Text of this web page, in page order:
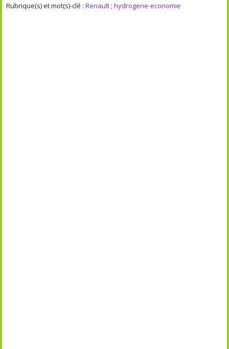
Rubrique(s) et mot(s)-clé :Renault;hydrogene-economie